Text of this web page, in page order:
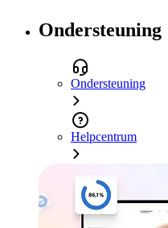
Ondersteuning
Ondersteuning
Helpcentrum